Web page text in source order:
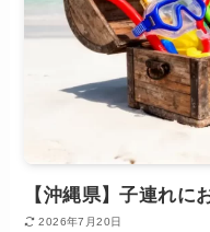
【沖縄県】子連れに
2026年7月20日